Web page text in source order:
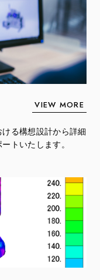
VIEW MORE
る構想設計から詳細
トいたします。